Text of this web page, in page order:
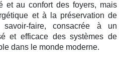
et au confort des foyers, mais
et à la préservation de
savoir-faire, consacrée à un
et efficace des systèmes de
dans le monde moderne.